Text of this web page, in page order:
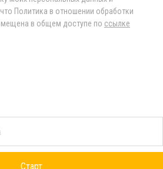
Политика в отношении обработки
в общем доступе по ссылке